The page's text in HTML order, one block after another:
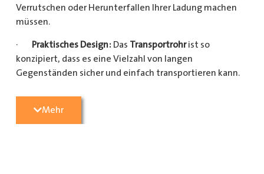
Verrutschen oder Herunterfallen Ihrer Ladung machen
müssen.
· Praktisches Design: Das Transportrohrist so
konzipiert, dass es eine Vielzahl von langen
Gegenständen sicher und einfach transportieren kann.
Kunststoffrohre für den Sanitärbereich oder Holzlatten
für den Bau benötigen, dieses
Mehr